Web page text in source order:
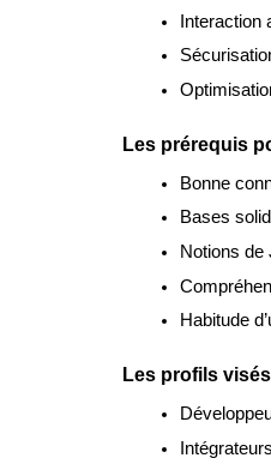
Interaction
Les prérequis
Bonne
Bases
Notions de
Habitude
Les profils